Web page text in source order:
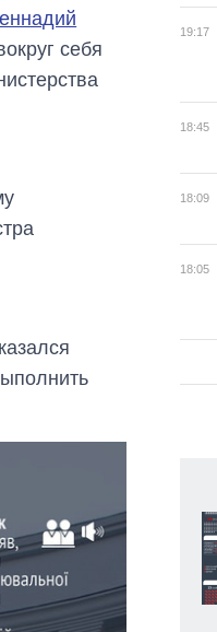
себя
19:17
18:45
18:09
18:05
Как за 10 лет
изменилось
количество
поступающих в
бакалавриат,
магистратуру и